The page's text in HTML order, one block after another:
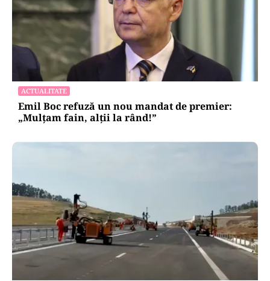
ACTUALITATE
Emil Boc refuză un nou mandat de premier:
„Mulțam fain, alții la rând!”